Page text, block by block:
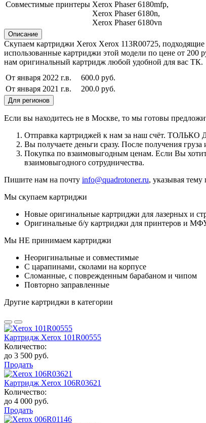
Совместимые принтеры Xerox Phaser 6180mfp,
Xerox Phaser 6180n,
Xerox Phaser 6180vn
Описание
Скупаем картриджи Xerox Xerox 113R00725,
использованные картриджи этой модели по цене от
нам оригинальный картридж любой удобной для вас ТК.
От января 2022 г.в.
600.0 руб.
От января 2021 г.в.
200.0 руб.
Для регионов
Если вы находитесь не в Москве, то мы готовы
Отправка картриджей к нам за наш счёт.
Вы получаете деньги сразу. После получения
Покупка по взаимовыгодным ценам. Если Вы
взаимовыгодного сотрудничества.
Пишите нам на почту info@quadrotoner.ru, указывая
Мы скупаем картриджи
Новые оригинальные картриджи для лазерных и
Оригинальные б/у картриджи для принтеров и
Мы НЕ принимаем картриджи
Неоригинальные и совместимые
С царапинами, сколами на корпусе
Сломанные, с поврежденным барабаном и чипом
Повторно заправленные
Другие картриджи в категории
Картридж Xerox 101R00555
Количество:
до 3 500 руб.
Продать
Картридж Xerox 106R03621
Количество:
до 4 000 руб.
Продать